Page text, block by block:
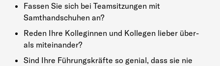
Fassen Sie sich bei Teamsitzungen mit
Samthandschuhen an?
Reden Ihre Kolleginnen und Kollegen lieber über-
als miteinander?
Sind Ihre Führungskräfte so genial, dass sie nie